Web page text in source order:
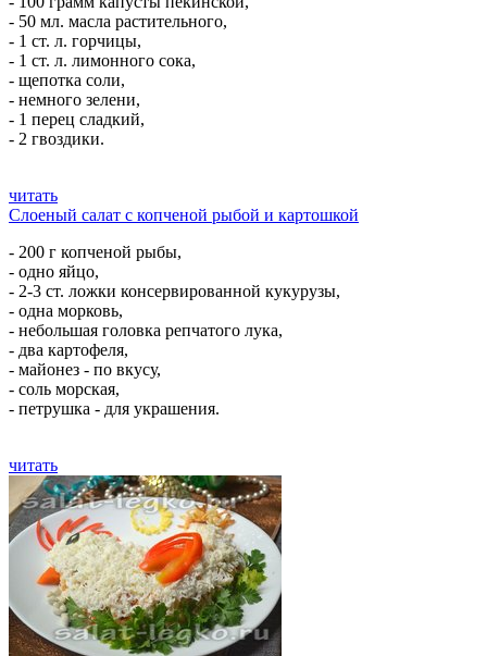
- 50 мл. масла растительного,
- 1 ст. л. горчицы,
- 1 ст. л. лимонного сока,
- щепотка соли,
- немного зелени,
- 1 перец сладкий,
- 2 гвоздики.
читать
Слоеный салат с копченой рыбой и картошкой
- 200 г копченой рыбы,
- одно яйцо,
- 2-3 ст. ложки консервированной кукурузы,
- одна морковь,
- небольшая головка репчатого лука,
- два картофеля,
- майонез - по вкусу,
- соль морская,
- петрушка - для украшения.
читать